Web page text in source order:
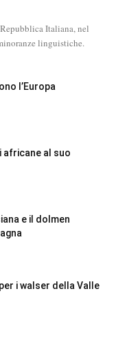
Italiana, nel
linguistiche.
l’Europa
africane al suo
e il dolmen
i walser della Valle